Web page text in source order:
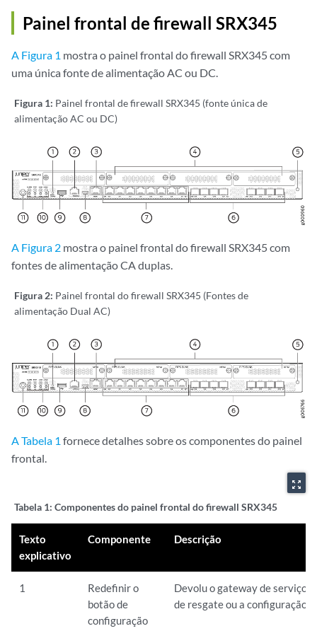
Painel frontal de firewall SRX345
A Figura 1 mostra o painel frontal do firewall SRX345 com
uma única fonte de alimentação AC ou DC.
Figura 1: Painel frontal de firewall SRX345 (fonte única de
alimentação AC ou DC)
A Figura 2 mostra o painel frontal do firewall SRX345 com
fontes de alimentação CA duplas.
Figura 2: Painel frontal do firewall SRX345 (Fontes de
alimentação Dual AC)
A Tabela 1 fornece detalhes sobre os componentes do painel
frontal.
zoom_out_map
Tabela 1: Componentes do painel frontal do firewall SRX345
Texto
explicativo
Componente Descrição
1
Redefinir o
botão de
configuração
Devolu o gateway de serviços
de resgate ou a configuração